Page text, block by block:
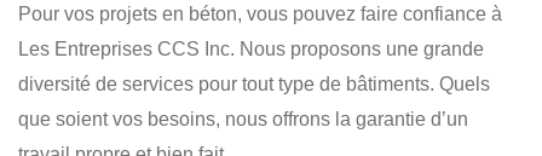
Pour vos projets en béton, vous pouvez faire confiance à
Les Entreprises CCS Inc. Nous proposons une grande
diversité de services pour tout type de bâtiments. Quels
que soient vos besoins, nous offrons la garantie d’un